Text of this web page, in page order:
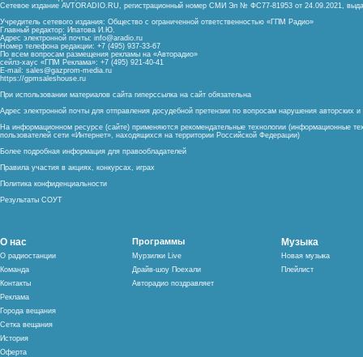
Сетевое издание AVTORADIO.RU, регистрационный номер СМИ Эл № ФС77-81953 от 24.09.2021,
Учредитель сетевого издания: Общество с ограниченной ответственностью «ГПМ Радио»
Главный редактор: Ипатова И.Ю.
Адрес электронной почты: info@aradio.ru
Номер телефона редакции: +7 (495) 937-33-67
По всем вопросам размещения рекламы на «Авторадио»
сейлз-хаус «ГПМ Реклама»: +7 (495) 921-40-41
E-mail: sales@gazprom-media.ru
https://gpmsaleshouse.ru
При использовании материалов сайта гиперссылка на сайт обязательна
Адрес электронной почты для отправления досудебной претензии по вопросам нарушения авторских
На информационном ресурсе (сайте) применяются рекомендательные технологии (информационные
пользователей сети «Интернет», находящихся на территории Российской Федерации)
Более подробная информация для правообладателей
Правила участия в акциях, конкурсах, играх
Политика конфиденциальности
Результаты СОУТ
О нас
О радиостанции
Команда
Контакты
Реклама
Города вещания
Сетка вещания
История
Оферта
Программы
Мурзилки Live
Драйв-шоу Поехали
Авторадио поздравляет
Музыка
Новая музыка
Плейлист